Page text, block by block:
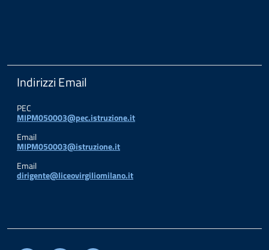
Indirizzi Email
PEC
MIPM050003@pec.istruzione.it
Email
MIPM050003@istruzione.it
Email
dirigente@liceovirgiliomilano.it